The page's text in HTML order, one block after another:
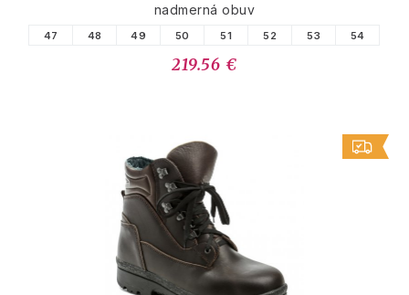
nadmerná obuv
47 48 49 50 51 52 53 54
219.56 €